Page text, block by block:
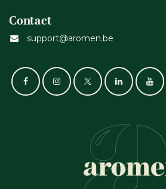
Contact
support@aromen.be